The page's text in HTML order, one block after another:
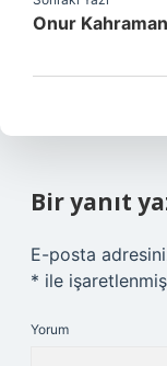
Onur
Bir yanıt
E-posta
* ile
Yorum